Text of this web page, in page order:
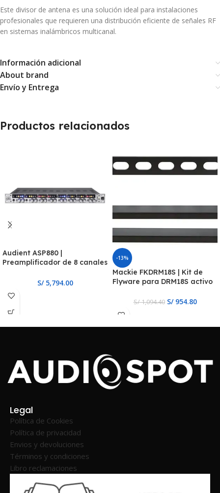
Este divisor de antena es una solución ideal para instalaciones
profesionales que requieren una distribución eficiente de señales RF
en sistemas inalámbricos multicanal.
Información adicional
About brand
Envío y Entrega
Productos relacionados
Audient ASP880 |
Preamplificador de 8 canales
S/5,794.00
-13%
Mackie FKDRM18S | Kit de
Flyware para DRM18S activo
S/1,094.40 S/954.80
Legal
Política de Cookies
Política de privacidad
Envios y devoluciones
Términos y condiciones
Libro reclamaciones